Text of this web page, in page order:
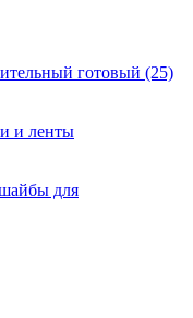
готовый (25)
и ленты
для